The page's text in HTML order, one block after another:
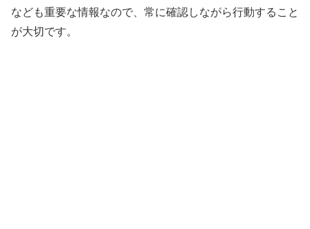
なども重要な情報なので、常に確認しながら行動すること
が大切です。